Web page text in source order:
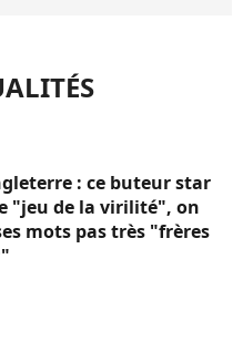
: ce buteur star
"jeu de la virilité", on
mots pas très "frères